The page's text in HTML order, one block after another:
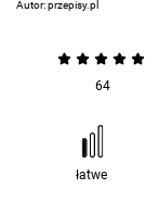
Autor:przepisy.pl
64
łatwe